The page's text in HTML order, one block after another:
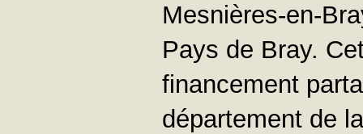
Mesnières-en-
Pays de Bray.
financement
département de